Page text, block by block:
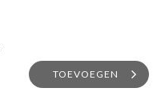
TOEVOEGEN